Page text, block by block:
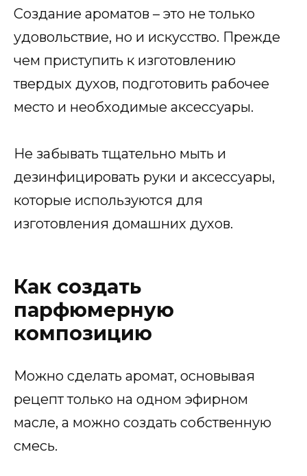
Создание ароматов – это не только
удовольствие, но и искусство. Прежде
чем приступить к изготовлению
твердых духов, подготовить рабочее
место и необходимые аксессуары.
Не забывать тщательно мыть и
дезинфицировать руки и аксессуары,
которые используются для
изготовления домашних духов.
Как создать
парфюмерную
композицию
Можно сделать аромат, основывая
рецепт только на одном эфирном
масле, а можно создать собственную
смесь.